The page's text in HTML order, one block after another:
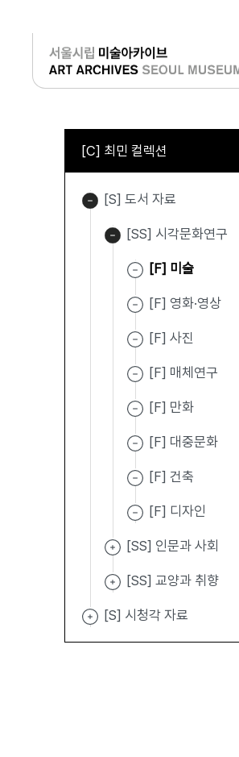
로그인
[C] 최민 컬렉션
[S] 도서 자료
[SS] 시각문화연구
[F] 미술
[F] 영화·영상
[F] 사진
[F] 매체연구
[F] 만화
[F] 대중문화
[F] 건축
[F] 디자인
[SS] 인문과 사회
[SS] 교양과 취향
[S] 시청각 자료